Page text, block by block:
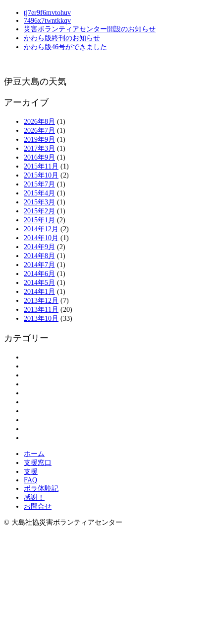
tj7er9f6mvtohuv
7496x7twntkkqv
災害ボランティアセンター開設のお知らせ
かわら版終刊のお知らせ
かわら版46号ができました
伊豆大島の天気
アーカイブ
2026年8月 (1)
2026年7月 (1)
2019年9月 (1)
2017年3月 (1)
2016年9月 (1)
2015年11月 (1)
2015年10月 (2)
2015年7月 (1)
2015年4月 (1)
2015年3月 (1)
2015年2月 (1)
2015年1月 (2)
2014年12月 (2)
2014年10月 (1)
2014年9月 (2)
2014年8月 (1)
2014年7月 (1)
2014年6月 (1)
2014年5月 (1)
2014年1月 (1)
2013年12月 (7)
2013年11月 (20)
2013年10月 (33)
カテゴリー
ホーム
支援窓口
支援
FAQ
ボラ体験記
感謝！
お問合せ
© 大島社協災害ボランティアセンター